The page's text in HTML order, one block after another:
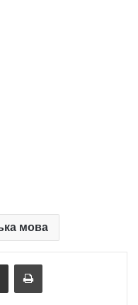
мова
Надіслати електронною поштоюНадрукувати